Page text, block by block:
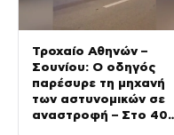
Τροχαίο Αθηνών –
Σουνίου: Ο οδηγός
παρέσυρε τη μηχανή
των αστυνομικών σε
αναστροφή – Στο 401